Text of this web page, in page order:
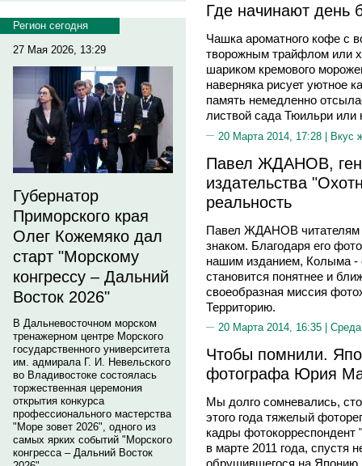
Регион сегодня
27 Мая 2026, 13:29
Губернатор
Приморского края
Олег Кожемяко дал
старт "Морскому
конгрессу – Дальний
Восток 2026"
В Дальневосточном морском
тренажерном центре Морского
государственного университета
им. адмирала Г. И. Невельского
во Владивостоке состоялась
торжественная церемония
открытия конкурса
профессионального мастерства
"Море зовет 2026", одного из
самых ярких событий "Морского
конгресса – Дальний Восток
Где начинают день
Чашка ароматного кофе с
творожным трайфлом или
шариком кремового
наверняка рисует уютное
память немедленно
листвой сада Тюильри или
20 Марта 2014, 17:28 | Вкус
Павел ЖДАНОВ,
издательства
реальность
Павел ЖДАНОВ читателям
знаком. Благодаря его
нашим изданием, Колыма -
становится понятнее и
своеобразная миссия
Территорию.
20 Марта 2014, 16:35 | Среда
Чтобы помнили.
фотографа Юрия
Мы долго сомневались,
этого года тяжелый
кадры
в марте 2011 года, спустя
обрушившегося на Японию